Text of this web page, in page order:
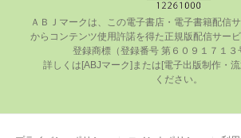
ＡＢＪマークは、この電⼦書店・電⼦書籍配信
からコンテンツ使⽤許諾を得た正規版配信サー
登録商標（登録番号 第６０９１７１３
ください。